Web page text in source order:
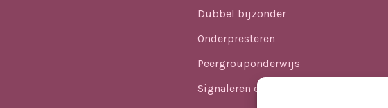
Dubbel bijzonder
Onderpresteren
Peergrouponderwijs
Signaleren en identificeren